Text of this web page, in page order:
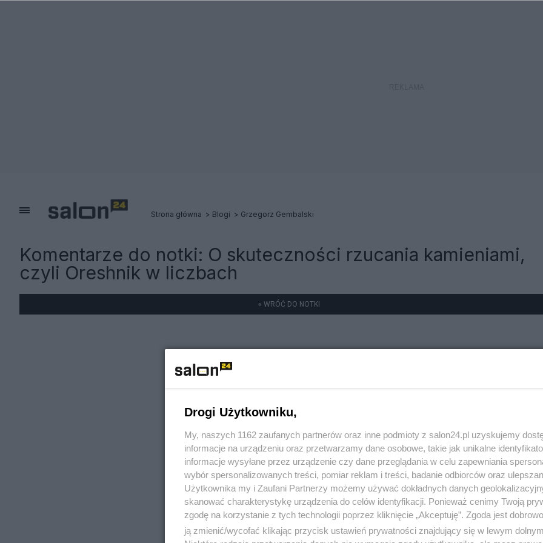
Strona główna Blogi Grzegorz Gembalski
Komentarze do notki: O skuteczności rzucania kamieniami,
czyli Oreshnik w liczbach
« WRÓĆ DO NOTKI
Drogi Użytkowniku,
My, naszych 1162 zaufanych partnerów oraz inne podmioty z salon24.pl uzyskujemy
informacje na urządzeniu oraz przetwarzamy dane osobowe, takie jak unikalne
informacje wysyłane przez urządzenie czy dane przeglądania w celu zapewniania
wybór spersonalizowanych treści, pomiar reklam i treści, badanie odbiorców oraz
Użytkownika my i Zaufani Partnerzy możemy używać dokładnych danych
skanować charakterystykę urządzenia do celów identyfikacji. Ponieważ cenimy Twoją
zgodę na korzystanie z tych technologii poprzez kliknięcie „Akceptuję”. Zgoda jest
ją zmienić/wycofać klikając przycisk ustawień prywatności znajdujący się w lewym